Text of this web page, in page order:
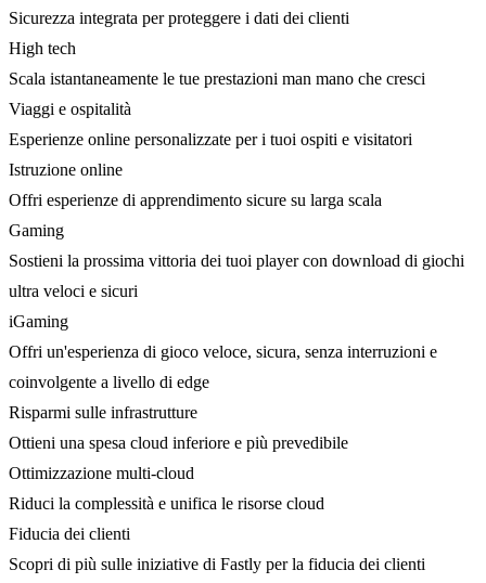
Sicurezza integrata per proteggere i dati dei clienti
High tech
Scala istantaneamente le tue prestazioni man mano che cresci
Viaggi e ospitalità
Esperienze online personalizzate per i tuoi ospiti e visitatori
Istruzione online
Offri esperienze di apprendimento sicure su larga scala
Gaming
Sostieni la prossima vittoria dei tuoi player con download di giochi
ultra veloci e sicuri
iGaming
Offri un'esperienza di gioco veloce, sicura, senza interruzioni e
coinvolgente a livello di edge
Risparmi sulle infrastrutture
Ottieni una spesa cloud inferiore e più prevedibile
Ottimizzazione multi-cloud
Riduci la complessità e unifica le risorse cloud
Fiducia dei clienti
Scopri di più sulle iniziative di Fastly per la fiducia dei clienti